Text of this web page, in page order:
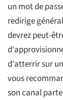
un mot de
redirige
devrez peut-
d'atterrir sur
vous
son canal